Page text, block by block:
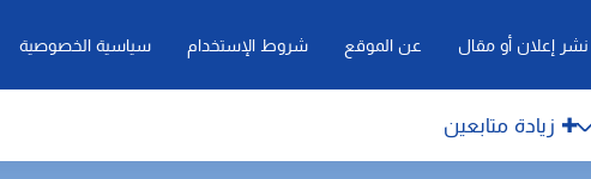
نشر إعلان أو مقال عن الموقع شروط الإستخدام سياسية الخصوصية
✚ زيادة متابعين